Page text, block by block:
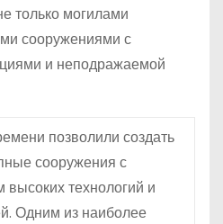
только могилами
сооружениями с
и неподражаемой
позволили создать
сооружения с
высоких технологий и
Одним из наиболее